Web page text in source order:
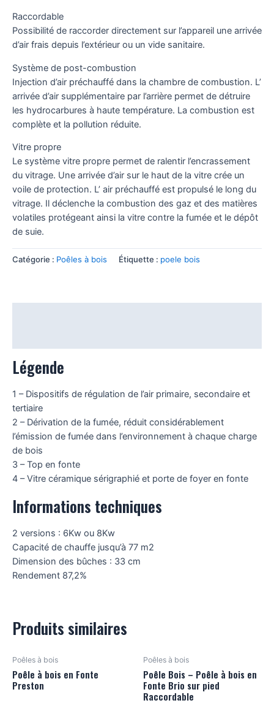
Raccordable
Possibilité de raccorder directement sur l’appareil une arrivée
d’air frais depuis l’extérieur ou un vide sanitaire.
Système de post-combustion
Injection d’air préchauffé dans la chambre de combustion. L’
arrivée d’air supplémentaire par l’arrière permet de détruire
les hydrocarbures à haute température. La combustion est
complète et la pollution réduite.
Vitre propre
Le système vitre propre permet de ralentir l’encrassement
du vitrage. Une arrivée d’air sur le haut de la vitre crée un
voile de protection. L’ air préchauffé est propulsé le long du
vitrage. Il déclenche la combustion des gaz et des matières
volatiles protégeant ainsi la vitre contre la fumée et le dépôt
de suie.
Catégorie : Poêles à bois Étiquette : poele bois
Légende
1 – Dispositifs de régulation de l’air primaire, secondaire et
tertiaire
2 – Dérivation de la fumée, réduit considérablement
l’émission de fumée dans l’environnement à chaque charge
de bois
3 – Top en fonte
4 – Vitre céramique sérigraphié et porte de foyer en fonte
Informations techniques
2 versions : 6Kw ou 8Kw
Capacité de chauffe jusqu’à 77 m2
Dimension des bûches : 33 cm
Rendement 87,2%
Produits similaires
Poêles à bois
Poêle à bois en Fonte
Preston
Poêles à bois
Poêle Bois – Poêle à bois en
Fonte Brio sur pied
Raccordable